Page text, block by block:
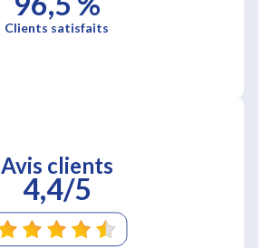
Clients satisfaits
Avis clients
4,4/5